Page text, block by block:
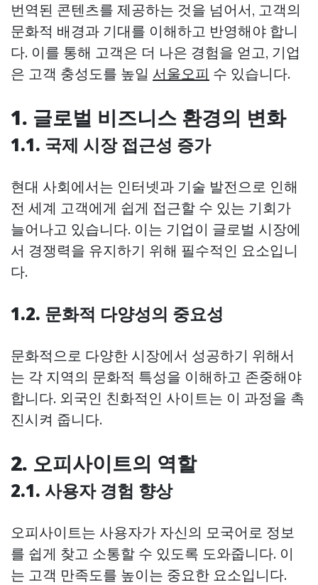
번역된 콘텐츠를 제공하는 것을 넘어서, 고객의
문화적 배경과 기대를 이해하고 반영해야 합니
다. 이를 통해 고객은 더 나은 경험을 얻고, 기업
은 고객 충성도를 높일 서울오피 수 있습니다.
1. 글로벌 비즈니스 환경의 변화
1.1. 국제 시장 접근성 증가
현대 사회에서는 인터넷과 기술 발전으로 인해
전 세계 고객에게 쉽게 접근할 수 있는 기회가
늘어나고 있습니다. 이는 기업이 글로벌 시장에
서 경쟁력을 유지하기 위해 필수적인 요소입니
다.
1.2. 문화적 다양성의 중요성
문화적으로 다양한 시장에서 성공하기 위해서
는 각 지역의 문화적 특성을 이해하고 존중해야
합니다. 외국인 친화적인 사이트는 이 과정을 촉
진시켜 줍니다.
2. 오피사이트의 역할
2.1. 사용자 경험 향상
오피사이트는 사용자가 자신의 모국어로 정보
를 쉽게 찾고 소통할 수 있도록 도와줍니다. 이
는 고객 만족도를 높이는 중요한 요소입니다.